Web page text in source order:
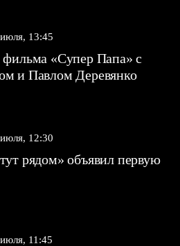
13:45
фильма «Супер Папа» с
и Павлом Деревянко
12:30
рядом» объявил первую
11:45